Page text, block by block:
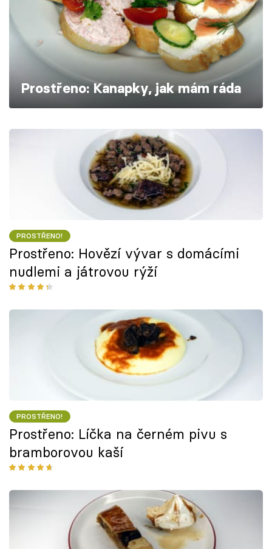
Škola vaření
Recepty z TV
Speciál: Cuketa
Sledujte prima+
Prostřeno: Kanapky, jak mám ráda
PROSTŘENO!
Prostřeno: Hovězí vývar s domácími
nudlemi a játrovou rýží
PROSTŘENO!
Prostřeno: Líčka na černém pivu s
bramborovou kaší